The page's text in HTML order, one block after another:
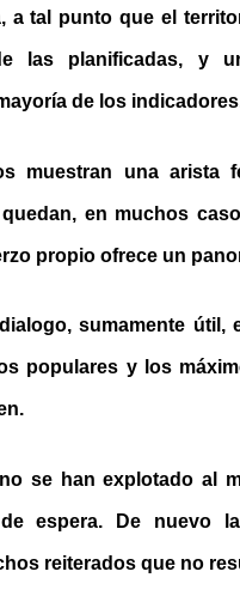
a tal punto que el
las planificadas, y
de los
muestran una arista
en muchos
propio ofrece un
sumamente útil,
populares y los
se han explotado al
espera. De nuevo
reiterados que no